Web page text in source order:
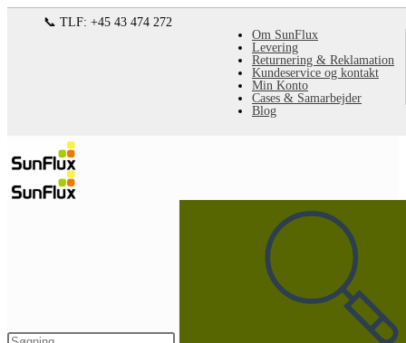
Om SunFlux
Levering
Returnering & Reklamation
Kundeservice og kontakt
Min Konto
Cases & Samarbejder
Blog
📞 TLF: +45 43 474 272